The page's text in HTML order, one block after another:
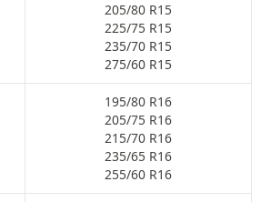
205/80 R15
225/75 R15
235/70 R15
275/60 R15
195/80 R16
205/75 R16
215/70 R16
235/65 R16
255/60 R16